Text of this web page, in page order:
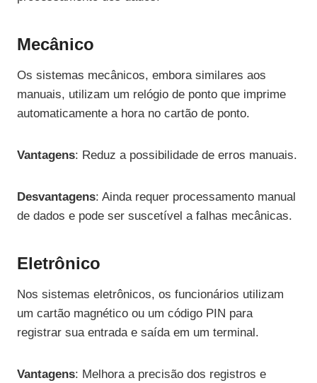
Mecânico
Os sistemas mecânicos, embora similares aos
manuais, utilizam um relógio de ponto que imprime
automaticamente a hora no cartão de ponto.
Vantagens: Reduz a possibilidade de erros manuais.
Desvantagens: Ainda requer processamento manual
de dados e pode ser suscetível a falhas mecânicas.
Eletrônico
Nos sistemas eletrônicos, os funcionários utilizam
um cartão magnético ou um código PIN para
registrar sua entrada e saída em um terminal.
Vantagens: Melhora a precisão dos registros e